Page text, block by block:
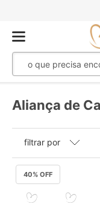
Aliança de
40% OFF
filtrar por